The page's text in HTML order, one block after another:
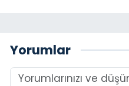
Yorumlar